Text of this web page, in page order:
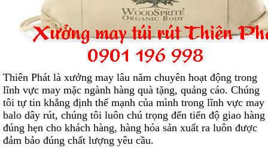
Thiên Phát là xưởng may lâu năm chuyên hoạt động trong
lĩnh vực may mặc ngành hàng quà tặng, quảng cáo. Chúng
tôi tự tin khẳng định thế mạnh của mình trong lĩnh vực may
balo dây rút, chúng tôi luôn chú trọng đến tiến độ giao hàng
đúng hẹn cho khách hàng, hàng hóa sản xuất ra luôn được
đảm bảo đúng chất lượng yêu cầu.